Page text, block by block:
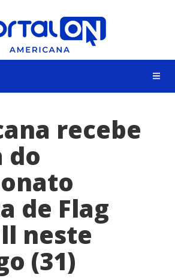
recebe
do
de Flag
neste
(31)